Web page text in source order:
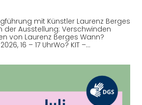
mit Künstler Laurenz Berges
der Ausstellung: Verschwinden
von Laurenz Berges Wann?
16 – 17 UhrWo? KIT –…